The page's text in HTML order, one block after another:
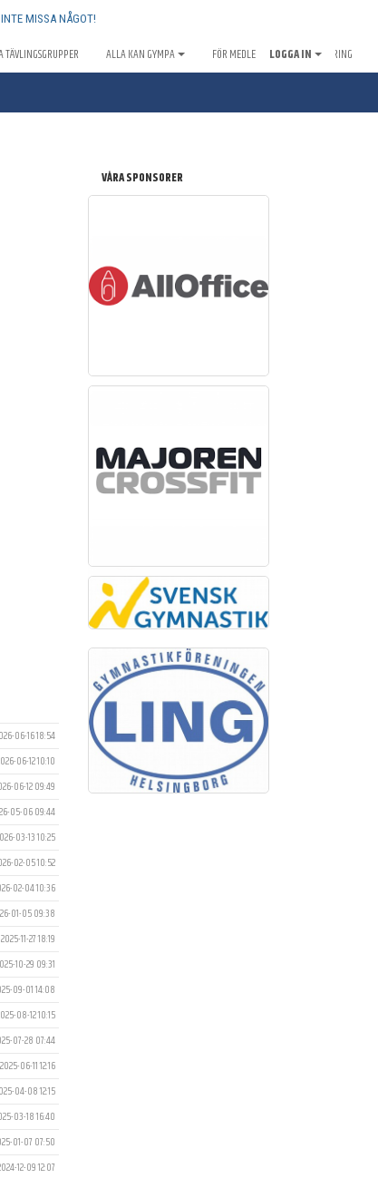
MISSA NÅGOT!
ALLA KAN GYMPA FÖR MEDLEMMAR SPONSRING
LOGGA IN
06-16 18:54
06-12 10:10
06-12 09:49
05-06 09:44
03-13 10:25
02-05 10:52
02-04 10:36
01-05 09:38
2025-11-27 18:19
10-29 09:31
09-01 14:08
08-12 10:15
07-28 07:44
2025-06-11 12:16
04-08 12:15
03-18 16:40
01-07 07:50
12-09 12:07
VÅRA SPONSORER